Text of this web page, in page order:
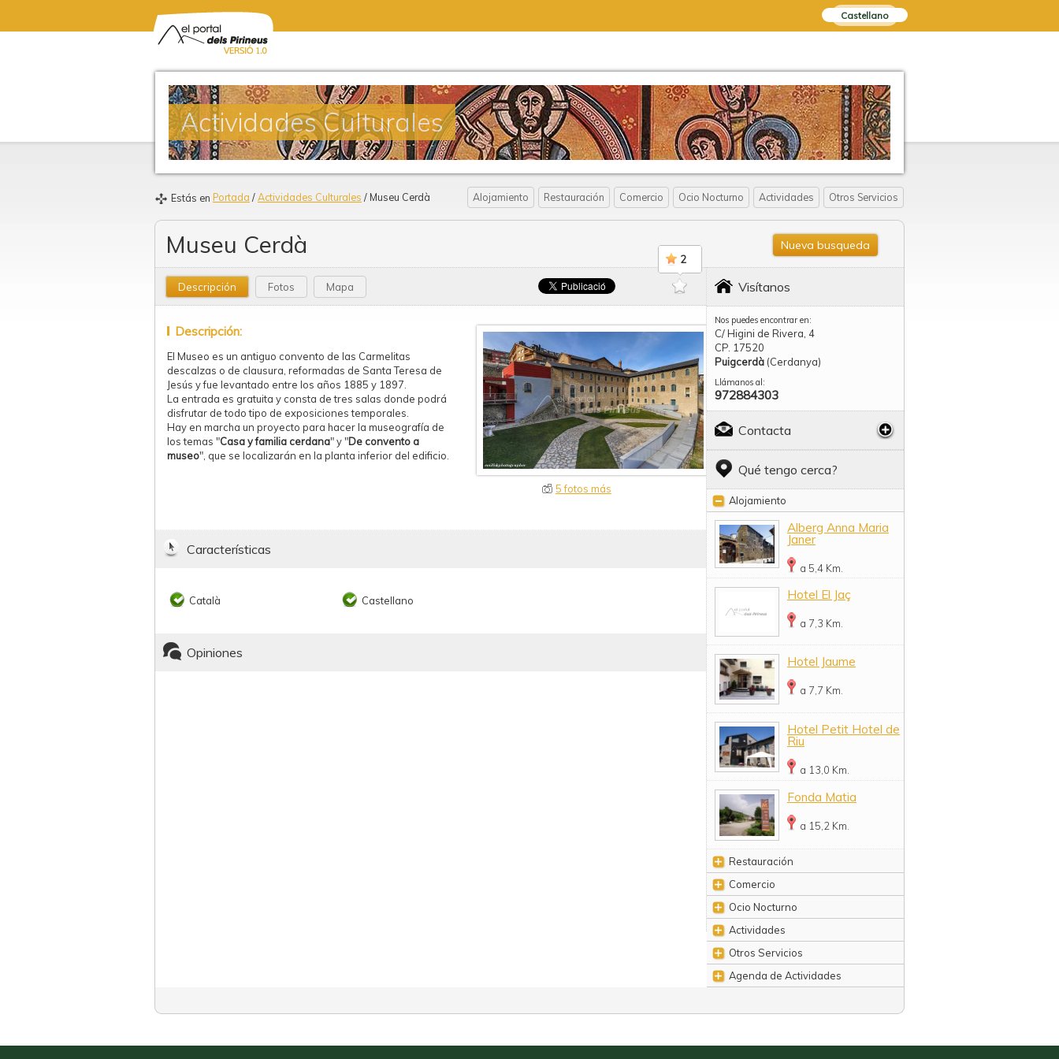
Castellano
Actividades Culturales
Estás en Portada / Actividades Culturales / Museu Cerdà Alojamiento Restauración Comercio Ocio Nocturno Actividades Otros Servicios
Museu Cerdà
2
Nueva busqueda
Descripción Fotos Mapa
Descripción:
El Museo es un antiguo convento de las Carmelitas
descalzas o de clausura, reformadas de Santa Teresa de
Jesús y fue levantado entre los años 1885 y 1897.
La entrada es gratuita y consta de tres salas donde podrá
disfrutar de todo tipo de exposiciones temporales.
Hay en marcha un proyecto para hacer la museografía de
los temas "Casa y familia cerdana" y "De convento a
museo", que se localizarán en la planta inferior del edificio.
5 fotos más
Características
Català Castellano
Opiniones
Visítanos
Nos puedes encontrar en:
C/ Higini de Rivera, 4
CP. 17520
Puigcerdà (Cerdanya)
Llámanos al:
972884303
Contacta
Qué tengo cerca?
Alojamiento
Alberg Anna Maria
Janer
a 5,4 Km.
Hotel El Jaç
a 7,3 Km.
Hotel Jaume
a 7,7 Km.
Hotel Petit Hotel de
Riu
a 13,0 Km.
Fonda Matia
a 15,2 Km.
Restauración
Comercio
Ocio Nocturno
Actividades
Otros Servicios
Agenda de Actividades